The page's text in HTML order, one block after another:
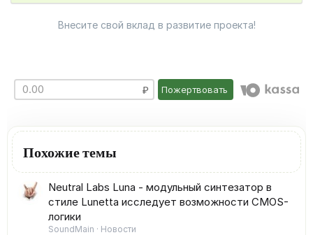
Внесите свой вклад в развитие проекта!
Пожертвовать
Похожие темы
Neutral Labs Luna - модульный синтезатор в
стиле Lunetta исследует возможности CMOS-
логики
SoundMain
Новости